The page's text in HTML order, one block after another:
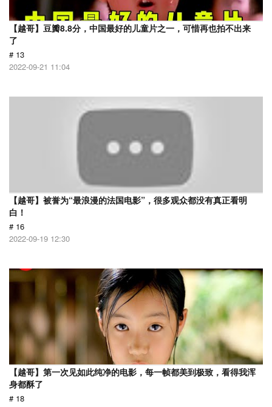
【越哥】豆瓣8.8分，中国最好的儿童片之一，可惜再也拍不出来
了
# 13
2022-09-21 11:04
【越哥】被誉为“最浪漫的法国电影”，很多观众都没有真正看明
白！
# 16
2022-09-19 12:30
【越哥】第一次见如此纯净的电影，每一帧都美到极致，看得我浑
身都酥了
# 18